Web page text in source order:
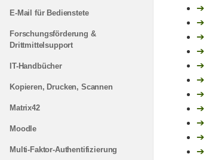
E-Mail für Bedienstete
Forschungsförderung &
Drittmittelsupport
IT-Handbücher
Kopieren, Drucken, Scannen
Matrix42
Moodle
Multi-Faktor-Authentifizierung